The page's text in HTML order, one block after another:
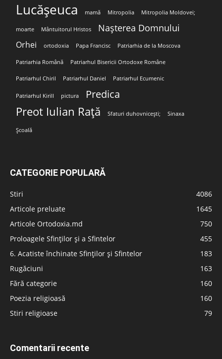
Lucășeuca mamă Mitropolia Mitropolia Moldovei;
moarte Mântuitorul Hristos Nașterea Domnului
Orhei ortodoxia Papa Francisc Patriarhia de la Moscova
Patriarhia Română Patriarhul Bisericii Ortodoxe Române
Patriarhul Chiril Patriarhul Daniel Patriarhul Ecumenic
Patriarhul Kirill pictura Predica
Preot Iulian Rață Sfaturi duhovnicești; Sinaxa
Școală
CATEGORIE POPULARĂ
Stiri
4086
Articole preluate
1645
Articole Ortodoxia.md
750
Proloagele Sfinților și a Sfintelor
455
6. Acatiste închinate Sfinților și Sfintelor
183
Rugăciuni
163
Fără categorie
160
Poezia religioasă
160
Stiri religioase
79
Comentarii recente